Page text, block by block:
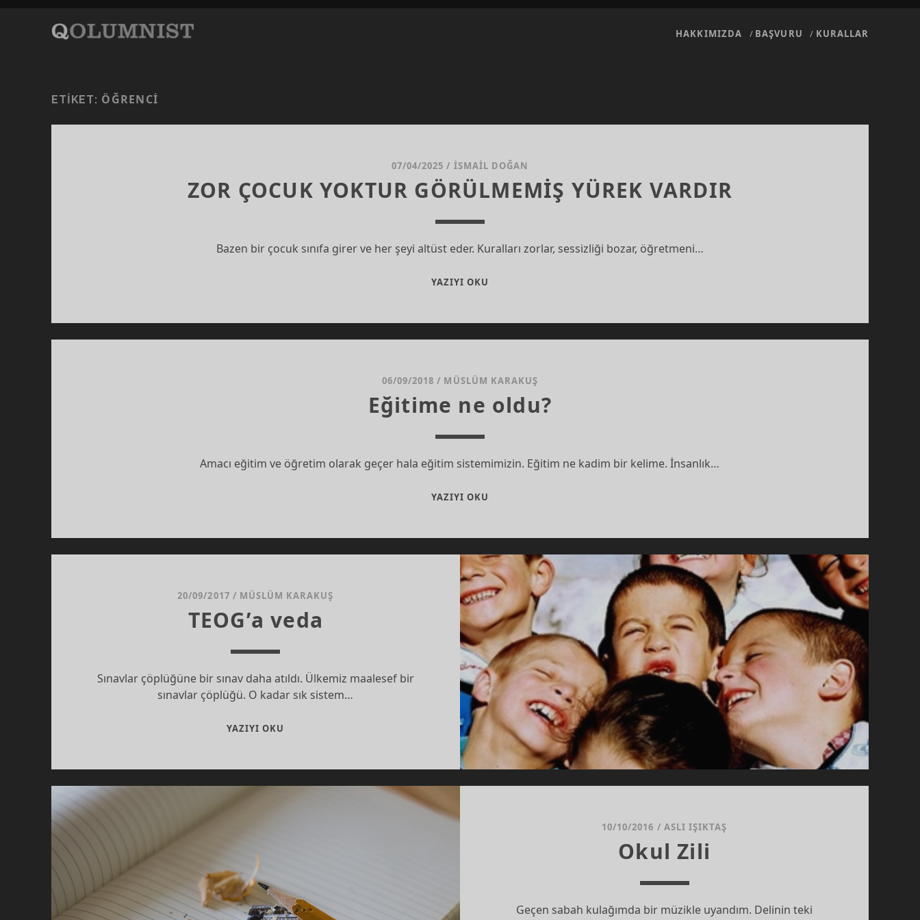
HAKKIMIZDA BAŞVURU KURALLAR
ETIKET: ÖĞRENCI
07/04/2025 / İSMAIL DOĞAN
ZOR ÇOCUK YOKTUR GÖRÜLMEMİŞ YÜREK VARDIR
Bazen bir çocuk sınıfa girer ve her şeyi altüst eder. Kuralları zorlar, sessizliği bozar, öğretmeni…
YAZIYI OKU
06/09/2018 / MÜSLÜM KARAKUŞ
Eğitime ne oldu?
Amacı eğitim ve öğretim olarak geçer hala eğitim sistemimizin. Eğitim ne kadim bir kelime. İnsanlık…
YAZIYI OKU
20/09/2017 / MÜSLÜM KARAKUŞ
TEOG’a veda
Sınavlar çöplüğüne bir sınav daha atıldı. Ülkemiz maalesef bir
sınavlar çöplüğü. O kadar sık sistem…
YAZIYI OKU
10/10/2016 / ASLI IŞIKTAŞ
Okul Zili
Geçen sabah kulağımda bir müzikle uyandım. Delinin teki